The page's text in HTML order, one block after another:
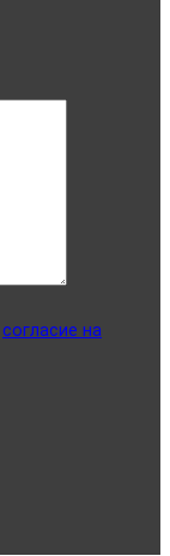
согласие на